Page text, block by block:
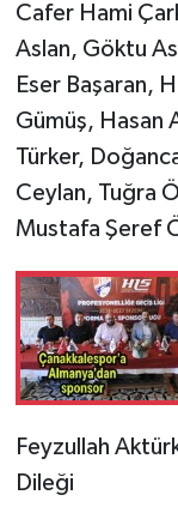
Cafer Hami
Aslan, Göktu
Eser Başaran,
Gümüş, Hasan
Türker,
Ceylan, Tuğra
Mustafa Şeref
Feyzullah
Dileği